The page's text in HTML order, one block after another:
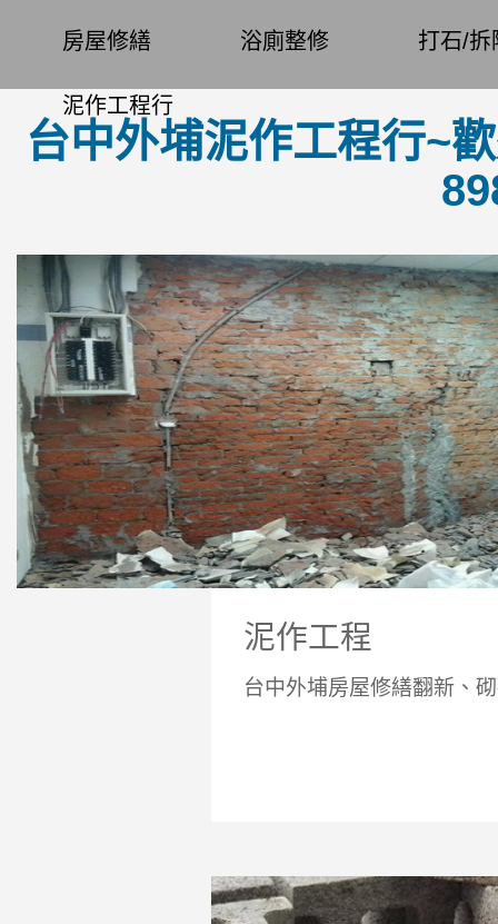
房屋修繕 浴廁整修 打石/拆
泥作工程行
台中外埔泥作工程行~
泥作工程
台中外埔房屋修繕翻新、